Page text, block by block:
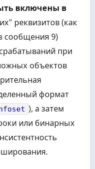
только те данные,
демонстрации):
Структура;
реквизиты,
заглушку,
будет реализовать
реквизитов вашего
=
включены в
реквизитов (как
сообщения 9)
при
объектов
формат
), а затем
или бинарных